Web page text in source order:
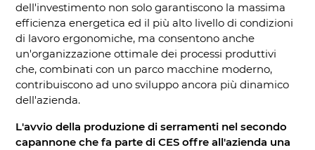
dell'investimento non solo garantiscono la massima
efficienza energetica ed il più alto livello di condizioni
di lavoro ergonomiche, ma consentono anche
un'organizzazione ottimale dei processi produttivi
che, combinati con un parco macchine moderno,
contribuiscono ad uno sviluppo ancora più dinamico
dell'azienda.
L'avvio della produzione di serramenti nel secondo
capannone che fa parte di CES offre all'azienda una